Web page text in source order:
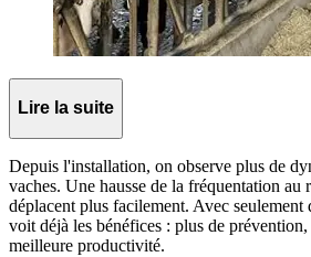
Lire la suite
Depuis l'installation, on observe plus de
vaches. Une hausse de la fréquentation au
déplacent plus facilement. Avec seulement
voit déjà les bénéfices : plus de
meilleure productivité.